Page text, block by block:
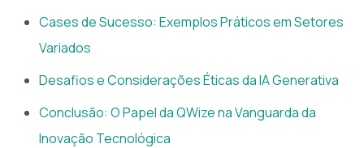
Cases de Sucesso: Exemplos Práticos em Setores
Variados
Desafios e Considerações Éticas da IA Generativa
Conclusão: O Papel da QWize na Vanguarda da
Inovação Tecnológica